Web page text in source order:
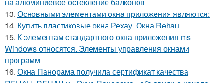
на алюминиевое остекление балконов
13. Основными элементами окна приложения являются:
14. Купить пластиковые окна Рехау. Окна Rehau
15. К элементам стандартного окна приложения ms
Windows относятся. Элементы управления окнами
программ
16. Окна Панорама получила сертификат качества